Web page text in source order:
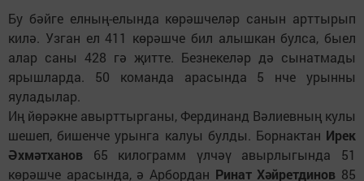
Бу бәйге елның-елында көрәшчеләр санын арттырып
килә. Узган ел 411 көрәшче бил алышкан булса, быел
алар саны 428 гә җитте. Безнекеләр дә сынатмады
ярышларда. 50 команда арасында 5 нче урынны
яуладылар.
Иң йөрәкне авырттырганы, Фердинанд Вәлиевның кулы
шешеп, бишенче урынга калуы булды. Борнактан Ирек
Әхмәтханов 65 килограмм үлчәү авырлыгында 51
көрәшче арасында, ә Арбордан Ринат Хәйретдинов 85